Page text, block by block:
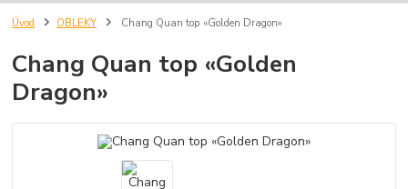
Úvod OBLEKY Chang Quan top «Golden Dragon»
Chang Quan top «Golden
Dragon»